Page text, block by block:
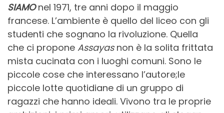
SIAMOnel 1971, tre anni dopo il maggio
francese. L’ambiente è quello del liceo con gli
studenti che sognano la rivoluzione. Quella
che ci propone Assayasnon è la solita frittata
mista cucinata con i luoghi comuni. Sono le
piccole cose che interessano l’autore;le
piccole lotte quotidiane di un gruppo di
ragazzi che hanno ideali. Vivono tra le proprie